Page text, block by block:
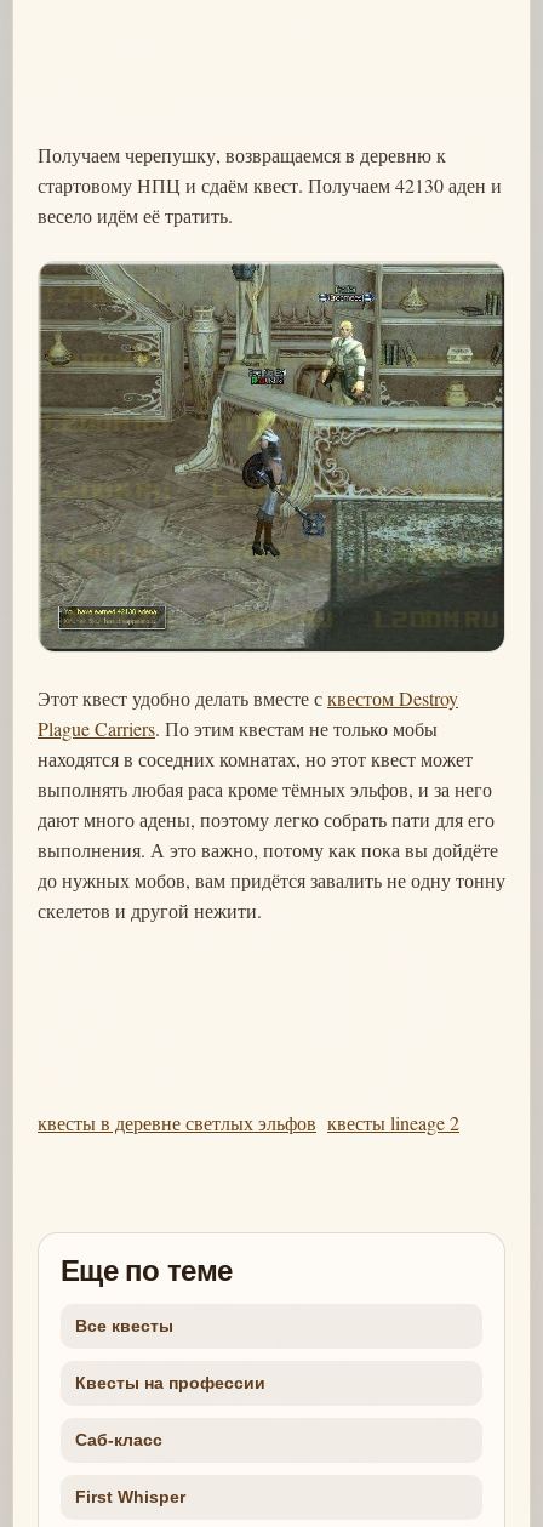
Получаем черепушку, возвращаемся в деревню к
стартовому НПЦ и сдаём квест. Получаем 42130 аден и
весело идём её тратить.
Этот квест удобно делать вместе сквестом Destroy
Plague Carriers. По этим квестам не только мобы
находятся в соседних комнатах, но этот квест может
выполнять любая раса кроме тёмных эльфов, и за него
дают много адены, поэтому легко собрать пати для его
выполнения. А это важно, потому как пока вы дойдёте
до нужных мобов, вам придётся завалить не одну тонну
скелетов и другой нежити.
квесты в деревне светлых эльфов квесты lineage 2
Еще по теме
Все квесты
Квесты на профессии
Саб-класс
First Whisper